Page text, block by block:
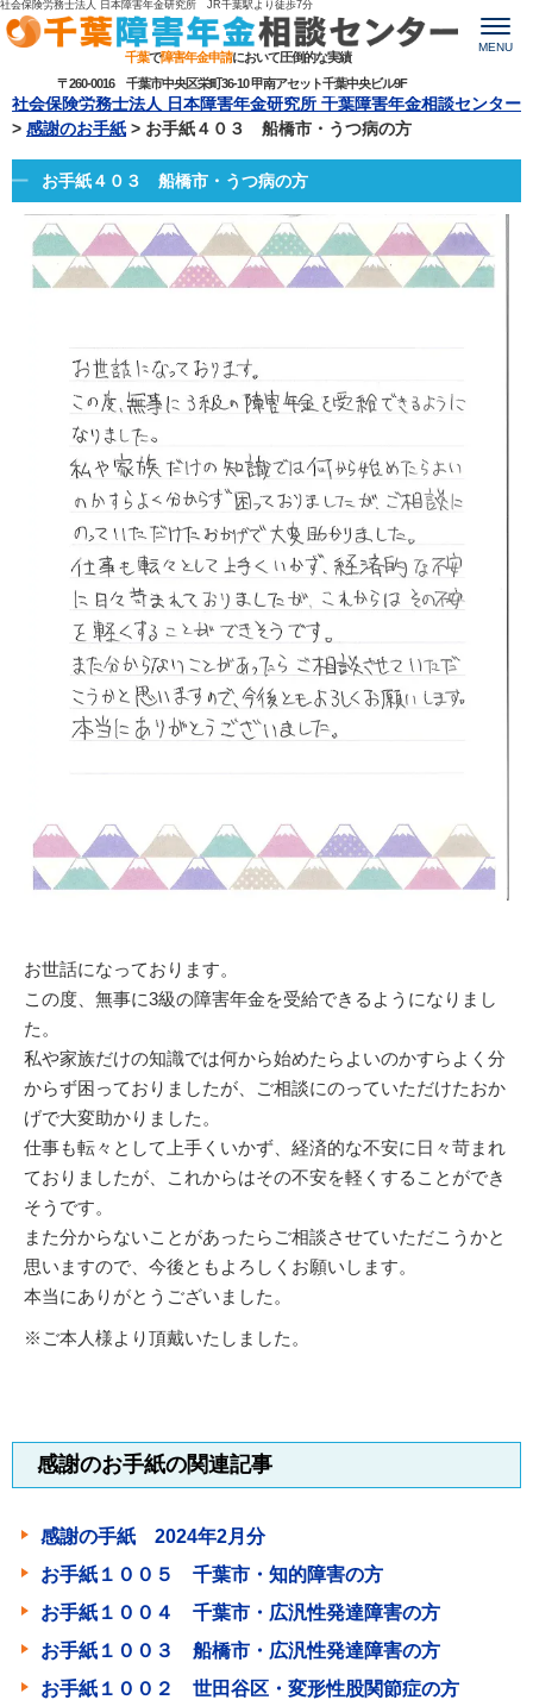
社会保険労務士法人 日本障害年金研究所 JR千葉駅より 徒歩7分
千葉で障害年金申請において圧倒的な実績
〒260-0016 千葉市中央区栄町36-10 甲南アセット千葉中央ビル9F
MENU
社会保険労務士法人 日本障害年金研究所 千葉障害年金相談センター
> 感謝のお手紙 > お手紙４０３ 船橋市・うつ病の方
お手紙４０３ 船橋市・うつ病の方
お世話になっております。
この度、無事に3級の障害年金を受給できるようになりまし
た。
私や家族だけの知識では何から始めたらよいのかすらよく分
からず困っておりましたが、ご相談にのっていただけたおか
げで大変助かりました。
仕事も転々として上手くいかず、経済的な不安に日々苛まれ
ておりましたが、これからはその不安を軽くすることができ
そうです。
また分からないことがあったらご相談させていただこうかと
思いますので、今後ともよろしくお願いします。
本当にありがとうございました。
※ご本人様より頂戴いたしました。
感謝のお手紙の関連記事
感謝の手紙 2024年2月分
お手紙１００５ 千葉市・知的障害の方
お手紙１００４ 千葉市・広汎性発達障害の方
お手紙１００３ 船橋市・広汎性発達障害の方
お手紙１００２ 世田谷区・変形性股関節症の方